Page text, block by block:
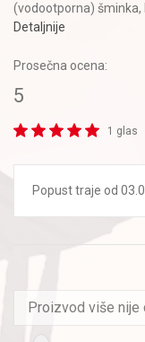
(vodootporna) šminka,
Detaljnije
Prosečna ocena:
5
1 glas
Popust traje od
Proizvod više nije